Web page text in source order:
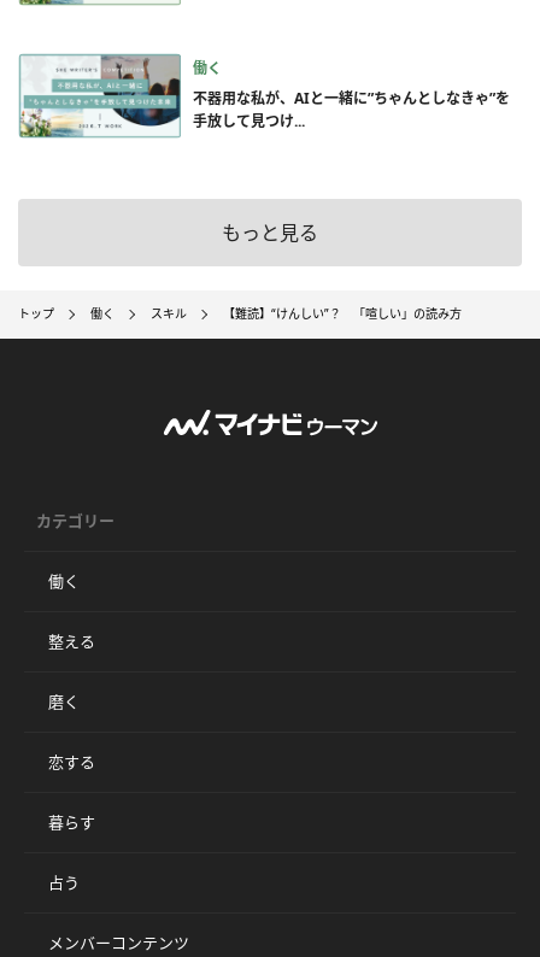
働く
不器用な私が、AIと一緒に”ちゃんとしなきゃ”を
手放して見つけ...
もっと見る
トップ 働く スキル 【難読】“けんしい”？ 「喧しい」の読み方
カテゴリー
働く
整える
磨く
恋する
暮らす
占う
メンバーコンテンツ